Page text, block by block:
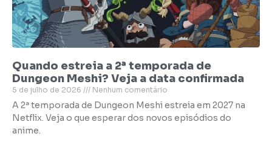
Quando estreia a 2ª temporada de
Dungeon Meshi? Veja a data confirmada
5 de julho de 2026 Nenhum comentário
A 2ª temporada de Dungeon Meshi estreia em 2027 na
Netflix. Veja o que esperar dos novos episódios do
anime.